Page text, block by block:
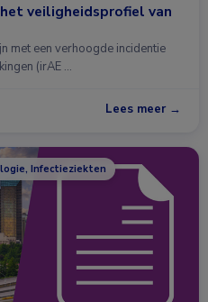
veiligheidsprofiel van
met een verhoogde incidentie
(irAE …
Lees meer →
Infectieziekten